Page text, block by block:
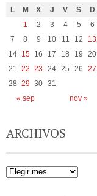
L M X J V S D
« sep nov »
1 2 3 4 5
6
7
8 9 10 11 12
13
14
15 16 17 18 19
20
21 22 23 24 25 26
27
28 29 30 31
ARCHIVOS